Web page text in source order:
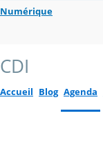
Numérique
CDI
Accueil Blog Agenda